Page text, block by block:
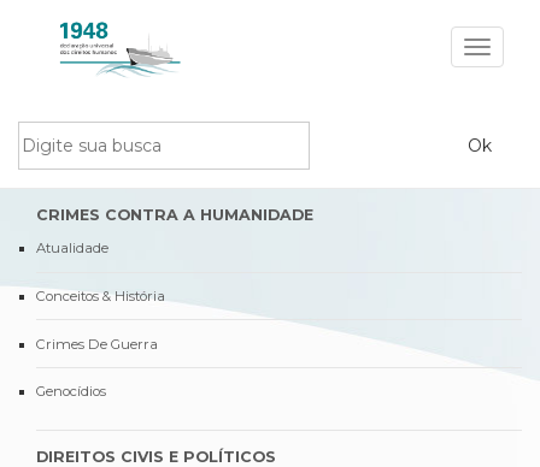
Toggle
CRIMES CONTRA A HUMANIDADE
Atualidade
Conceitos & História
Crimes De Guerra
Genocídios
DIREITOS CIVIS E POLÍTICOS